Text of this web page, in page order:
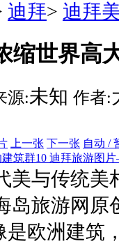
迪拜> 迪拜
世界高
源:未知 作者:
上一张 下一张 自动 /
迪拜旅游图
与传统美
岛旅游网原
欧洲建筑